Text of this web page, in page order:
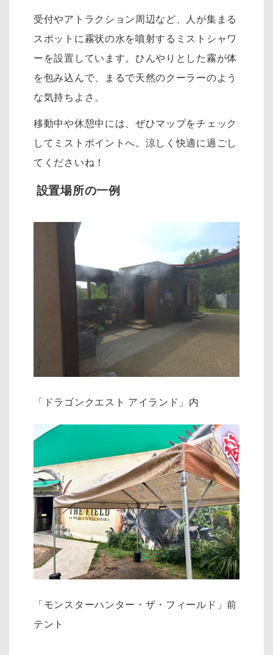
受付やアトラクション周辺など、人が集まる
スポットに霧状の水を噴射するミストシャワ
ーを設置しています。ひんやりとした霧が体
を包み込んで、まるで天然のクーラーのよう
な気持ちよさ。
移動中や休憩中には、ぜひマップをチェック
してミストポイントへ。涼しく快適に過ごし
てくださいね！
設置場所の一例
「ドラゴンクエスト アイランド」内
「モンスターハンター・ザ・フィールド」前
テント